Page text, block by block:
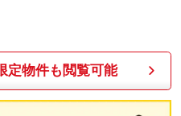
定物件も閲覧可能